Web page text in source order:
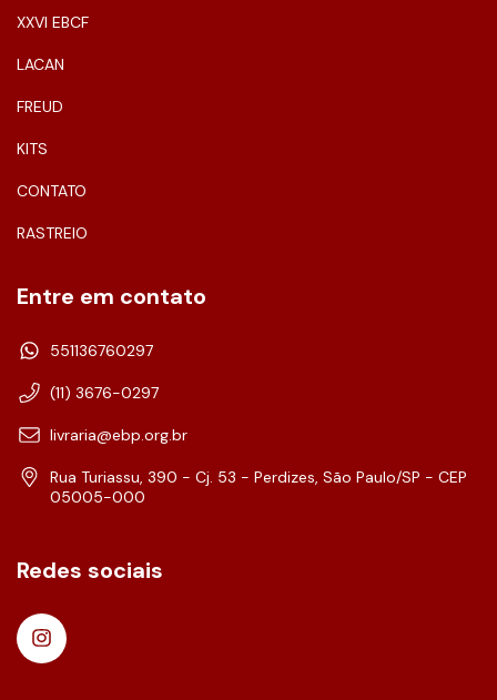
XXVI EBCF
LACAN
FREUD
KITS
CONTATO
RASTREIO
Entre em contato
551136760297
(11) 3676-0297
livraria@ebp.org.br
Rua Turiassu, 390 - Cj. 53 - Perdizes, São Paulo/SP - CEP
05005-000
Redes sociais